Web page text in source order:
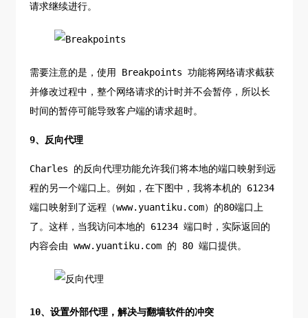
请求继续进行。
需要注意的是，使用 Breakpoints 功能将网络请求截获
并修改过程中，整个网络请求的计时并不会暂停，所以长
时间的暂停可能导致客户端的请求超时。
9、反向代理
Charles 的反向代理功能允许我们将本地的端口映射到远
程的另一个端口上。例如，在下图中，我将本机的 61234
端口映射到了远程（www.yuantiku.com）的80端口上
了。这样，当我访问本地的 61234 端口时，实际返回的
内容会由 www.yuantiku.com 的 80 端口提供。
10、设置外部代理，解决与翻墙软件的冲突